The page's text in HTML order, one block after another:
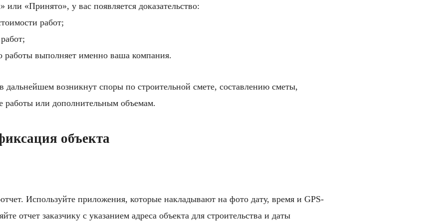
или «Принято», у вас появляется доказательство:
работ;
работы выполняет именно ваша компания.
дальнейшем возникнут споры по строительной смете, составлению сметы,
работы или дополнительным объемам.
объекта
Используйте приложения, которые накладывают на фото дату, время и GPS-
отчет заказчику с указанием адреса объекта для строительства и даты